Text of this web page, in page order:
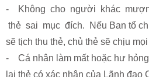
- Không cho người khác
thẻ sai mục đích. Nếu Ban tổ
sẽ tịch thu thẻ, chủ thẻ sẽ chịu
- Cá nhân làm mất hoặc hư
lại thẻ có xác nhận của Lãnh đạo